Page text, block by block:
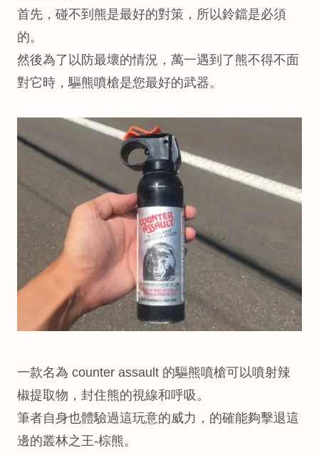
首先，碰不到熊是最好的對策，所以鈴鐺是必須
的。
然後為了以防最壞的情況，萬一遇到了熊不得不面
對它時，驅熊噴槍是您最好的武器。
一款名為 counter assault 的驅熊噴槍可以噴射辣
椒提取物，封住熊的視線和呼吸。
筆者自身也體驗過這玩意的威力，的確能夠擊退這
邊的叢林之王-棕熊。